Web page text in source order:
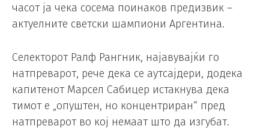
часот ја чека сосема поинаков предизвик –
актуелните светски шампиони Аргентина.
Селекторот Ралф Рангник, најавувајќи го
натпреварот, рече дека се аутсајдери, додека
капитенот Марсел Сабицер истакнува дека
тимот е „опуштен, но концентриран“ пред
натпреварот во кој немаат што да изгубат.